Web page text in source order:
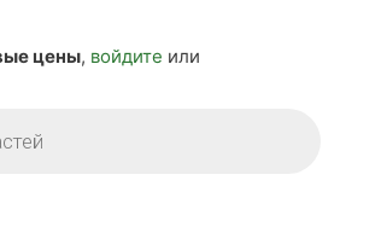
цены, войдите или